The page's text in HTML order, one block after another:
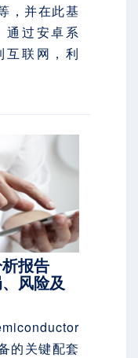
，并在此基
通过安卓系
互联网，利
报告
风险及
的关键配套